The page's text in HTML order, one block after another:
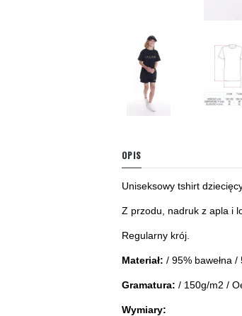
OPIS
Uniseksowy tshirt
Z przodu, nadruk z apla i
Regularny krój.
Materiał: / 95% bawełna
Gramatura: / 150g/m2 /
Wymiary: